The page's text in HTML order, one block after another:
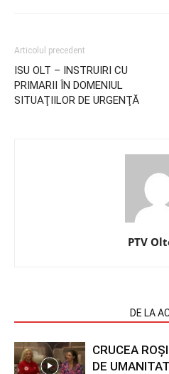
Articolul precedent
ISU OLT – INSTRUIRI CU
PRIMARII ÎN DOMENIUL
SITUAŢIILOR DE URGENŢĂ
PTV
DE LA
CRUCEA
DE